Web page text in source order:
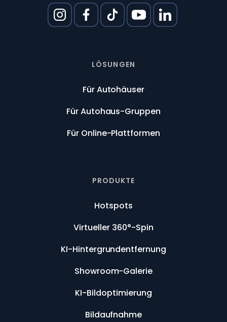
LÖSUNGEN
Für Autohäuser
Für Autohaus-Gruppen
Für Online-Plattformen
PRODUKTE
Hotspots
Virtueller 360°-Spin
KI-Hintergrundentfernung
Showroom-Galerie
KI-Bildoptimierung
Bildaufnahme